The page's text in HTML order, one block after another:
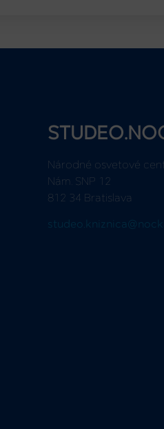
Národné osvetové
Nám. SNP 12
812 34 Bratislava